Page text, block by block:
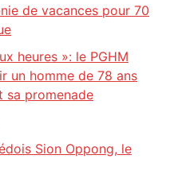
de vacances pour 70
heures »: le PGHM
un homme de 78 ans
sa promenade
Sion Oppong, le